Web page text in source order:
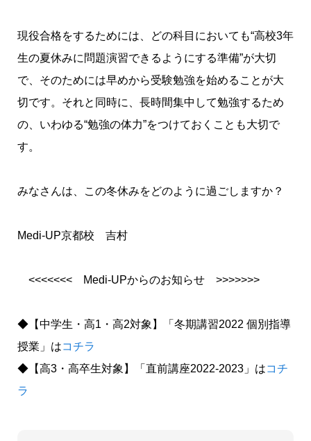
現役合格をするためには、どの科目においても“高校3年
生の夏休みに問題演習できるようにする準備”が大切
で、そのためには早めから受験勉強を始めることが大
切です。それと同時に、長時間集中して勉強するため
の、いわゆる“勉強の体力”をつけておくことも大切で
す。
みなさんは、この冬休みをどのように過ごしますか？
Medi-UP京都校 吉村
<<<<<<< Medi-UPからのお知らせ >>>>>>>
◆【中学生・高1・高2対象】「冬期講習2022 個別指導
授業」はコチラ
◆【高3・高卒生対象】「直前講座2022-2023」はコチ
ラ